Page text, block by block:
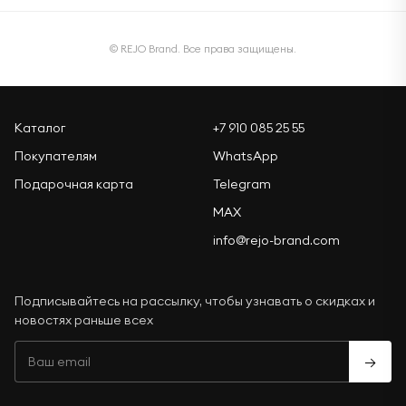
© REJO Brand. Все права защищены.
Каталог
Покупателям
Подарочная карта
+7 910 085 25 55
WhatsApp
Telegram
MAX
info@rejo-brand.com
Подписывайтесь на рассылку, чтобы узнавать о скидках и
новостях раньше всех
→